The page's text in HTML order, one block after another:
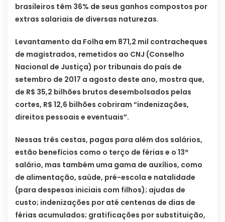
brasileiros têm 36% de seus ganhos compostos por
extras salariais de diversas naturezas.
Levantamento da Folha em 871,2 mil contracheques
de magistrados, remetidos ao CNJ (Conselho
Nacional de Justiça) por tribunais do país de
setembro de 2017 a agosto deste ano, mostra que,
de R$ 35,2 bilhões brutos desembolsados pelas
cortes, R$ 12,6 bilhões cobriram “indenizações,
direitos pessoais e eventuais”.
Nessas três cestas, pagas para além dos salários,
estão benefícios como o terço de férias e o 13º
salário, mas também uma gama de auxílios, como
de alimentação, saúde, pré-escola e natalidade
(para despesas iniciais com filhos); ajudas de
custo; indenizações por até centenas de dias de
férias acumulados; gratificações por substituição,